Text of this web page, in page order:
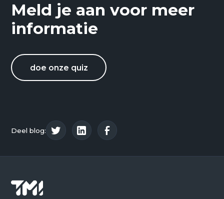
Meld je aan voor meer
informatie
doe onze quiz
Deel blog: